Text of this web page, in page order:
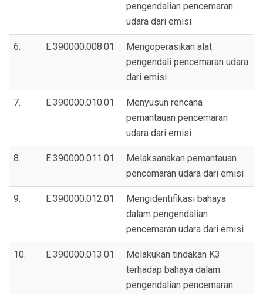
pengendalian pencemaran
udara dari emisi
6. E.390000.008.01
Mengoperasikan alat
pengendali pencemaran udara
dari emisi
7. E.390000.010.01
Menyusun rencana
pemantauan pencemaran
udara dari emisi
8. E.390000.011.01
Melaksanakan pemantauan
pencemaran udara dari emisi
9. E.390000.012.01
Mengidentifikasi bahaya
dalam pengendalian
pencemaran udara dari emisi
10. E.390000.013.01
Melakukan tindakan K3
terhadap bahaya dalam
pengendalian pencemaran